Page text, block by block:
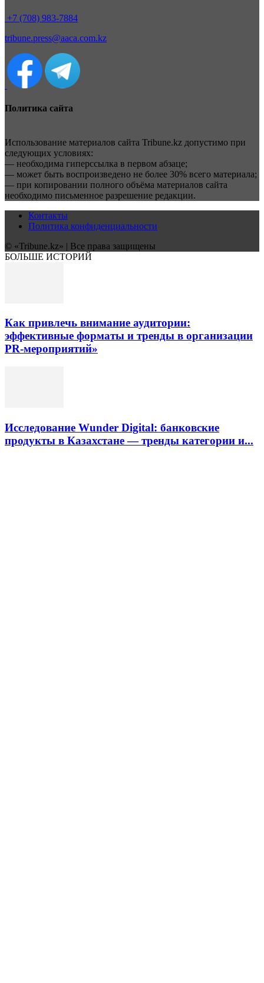
+7 (708) 983-7884
tribune.press@aaca.com.kz
Политика сайта
Использование материалов сайта Tribune.kz допустимо при
следующих условиях:
— необходима гиперссылка в первом абзаце;
— может быть воспроизведено не более 30% всего материала;
— при копировании полного объёма материалов сайта
необходимо письменное разрешение редакции.
Контакты
Политика конфиденциальности
© «Tribune.kz» | Все права защищены
БОЛЬШЕ ИСТОРИЙ
Как привлечь внимание аудитории:
эффективные форматы и тренды в организации
PR-мероприятий»
Исследование Wunder Digital: банковские
продукты в Казахстане — тренды категории и...